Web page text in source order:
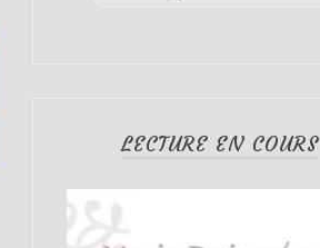
LECTURE EN COURS